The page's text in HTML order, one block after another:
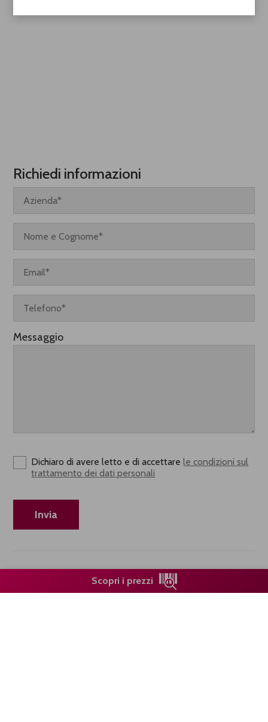
Richiedi informazioni
Messaggio
Dichiaro di avere letto e di accettarele condizioni sul
trattamento dei dati personali
Scopri i prezzi